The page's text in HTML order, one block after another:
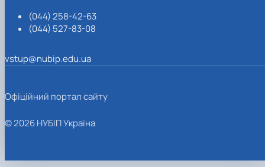
(044) 258-42-63
(044) 527-83-08
vstup@nubip.edu.ua
Офіційний портал сайту
© 2026 НУБІП Україна